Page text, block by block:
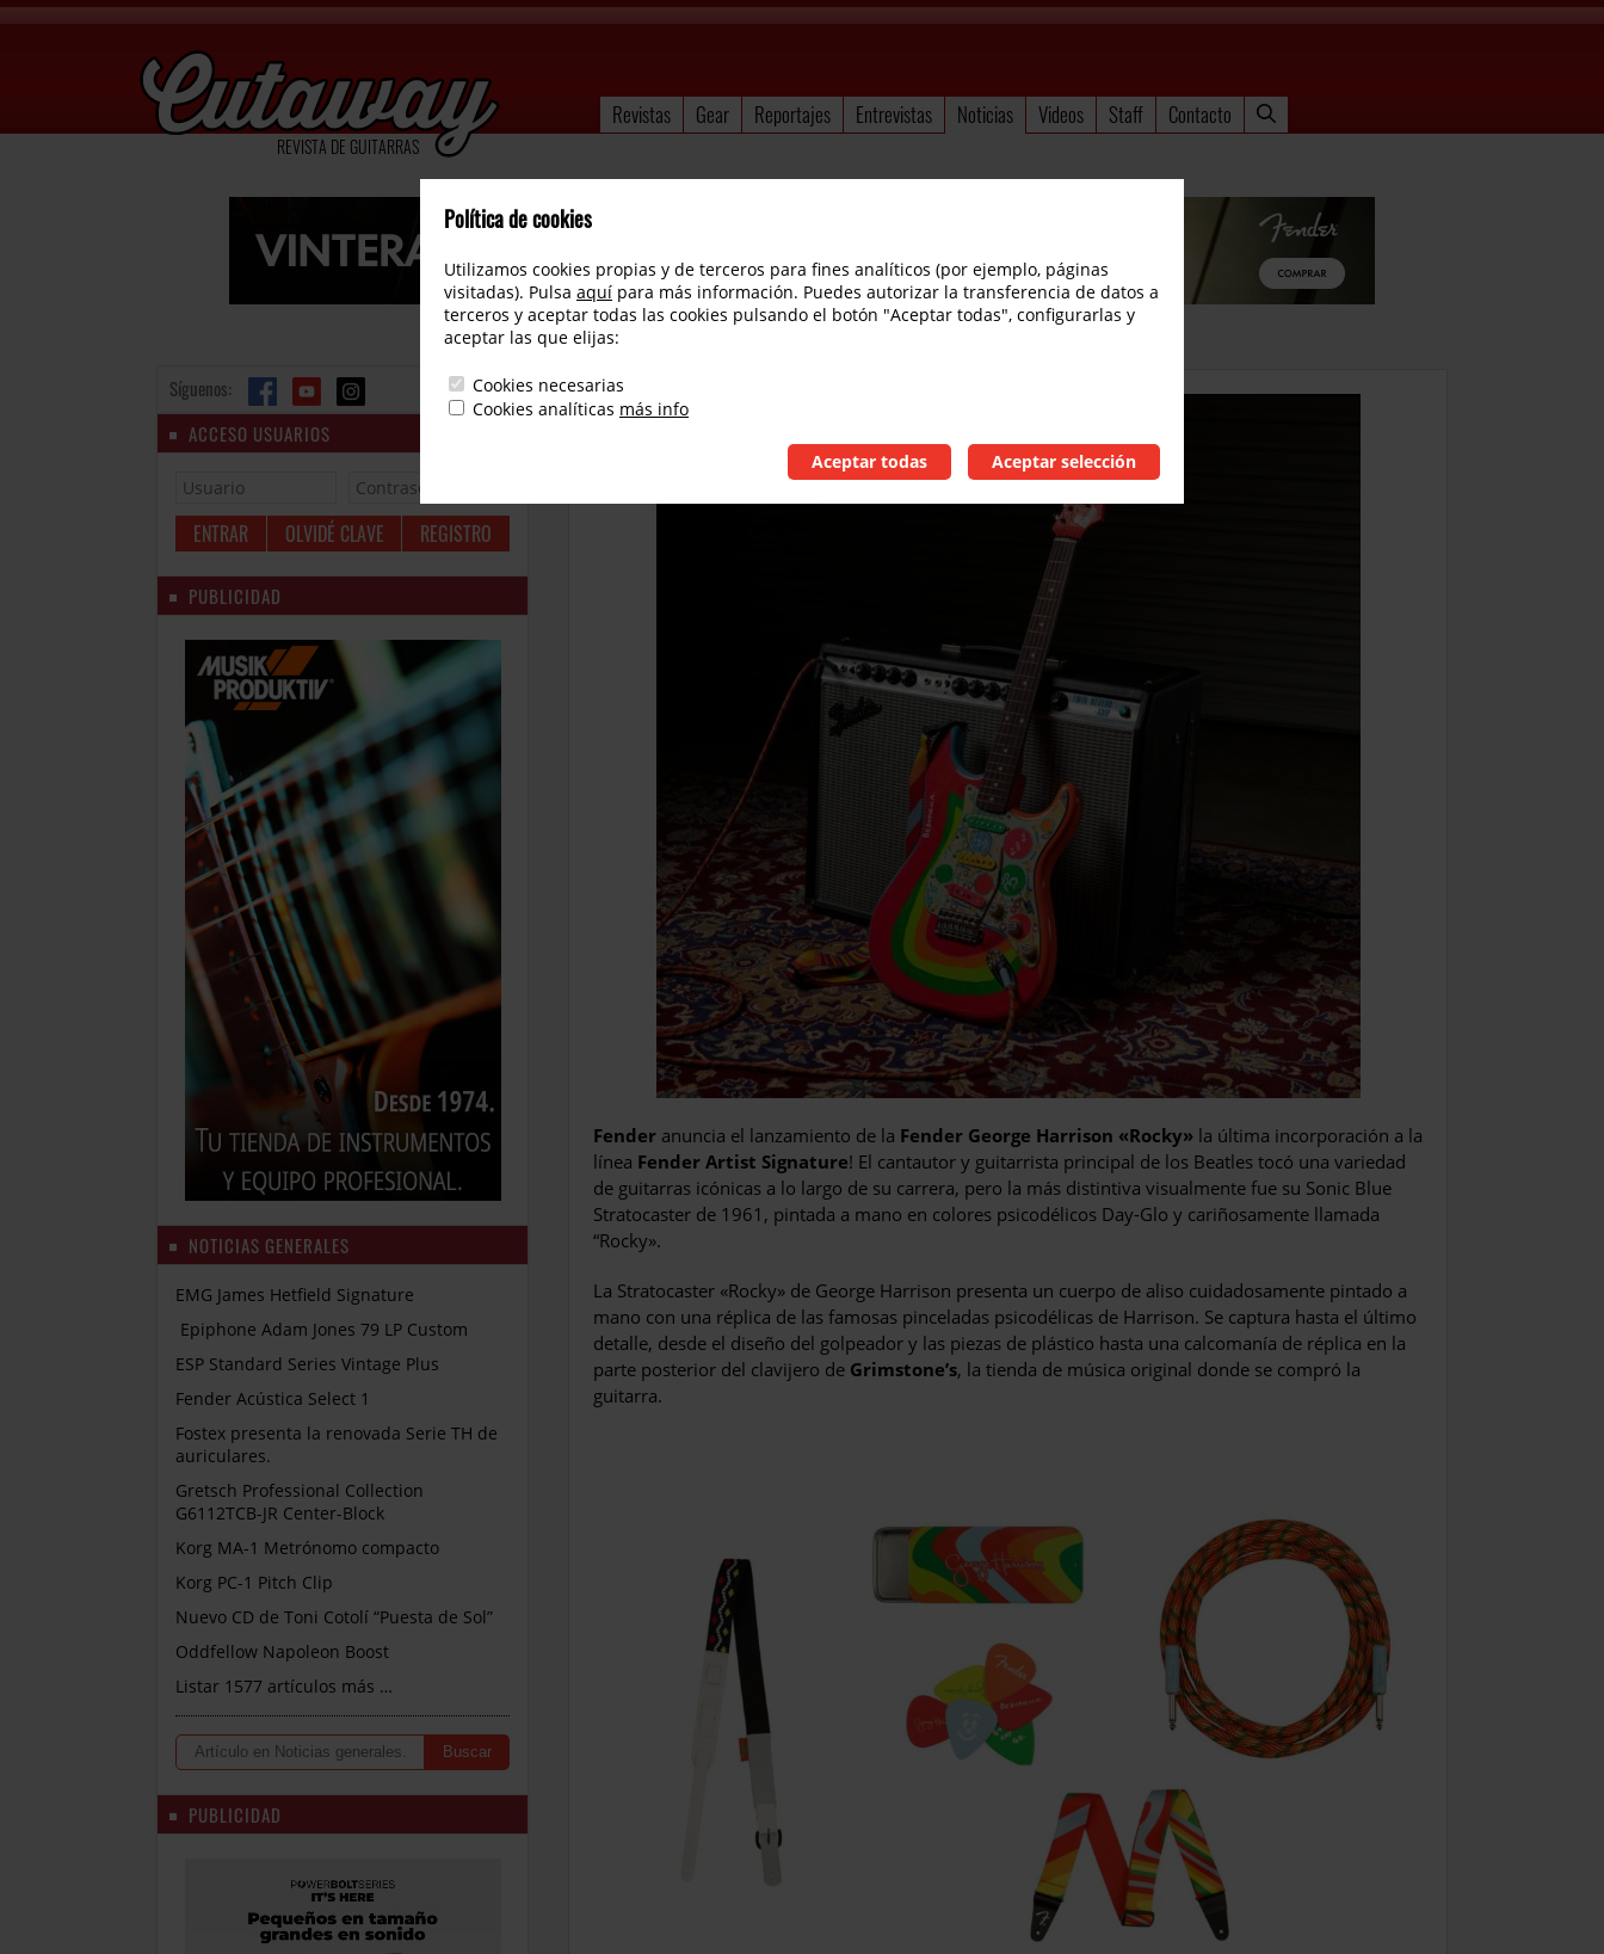
REVISTA DE GUITARRAS
Revistas Gear Reportajes Entrevistas Noticias Videos Staff Contacto
Fender George Harrison «Rocky»
Fender anuncia el lanzamiento de la Fender George Harrison «Rocky» la última incorporación a la
línea Fender Artist Signature! El cantautor y guitarrista principal de los Beatles tocó una variedad
de guitarras icónicas a lo largo de su carrera, pero la más distintiva visualmente fue su Sonic Blue
Stratocaster de 1961, pintada a mano en colores psicodélicos Day-Glo y cariñosamente llamada
“Rocky».
La Stratocaster «Rocky» de George Harrison presenta un cuerpo de aliso cuidadosamente pintado a
mano con una réplica de las famosas pinceladas psicodélicas de Harrison. Se captura hasta el último
detalle, desde el diseño del golpeador y las piezas de plástico hasta una calcomanía de réplica en la
parte posterior del clavijero de Grimstone’s, la tienda de música original donde se compró la
guitarra.
Síguenos:
ACCESO USUARIOS
OLVIDÉ CLAVE REGISTRO
PUBLICIDAD
NOTICIAS GENERALES
EMG James Hetfield Signature
Epiphone Adam Jones 79 LP Custom
ESP Standard Series Vintage Plus
Fender Acústica Select 1
Fostex presenta la renovada Serie TH de
auriculares.
Gretsch Professional Collection
G6112TCB-JR Center-Block
Korg MA-1 Metrónomo compacto
Korg PC-1 Pitch Clip
Nuevo CD de Toni Cotolí “Puesta de Sol”
Oddfellow Napoleon Boost
Listar 1577 artículos más …
PUBLICIDAD
Política de cookies
Utilizamos cookies propias y de terceros para fines analíticos (por ejemplo, páginas
visitadas). Pulsa aquí para más información. Puedes autorizar la transferencia de datos a
terceros y aceptar todas las cookies pulsando el botón "Aceptar todas", configurarlas y
aceptar las que elijas:
Cookies necesarias
Cookies analíticas más info
Aceptar todas Aceptar selección